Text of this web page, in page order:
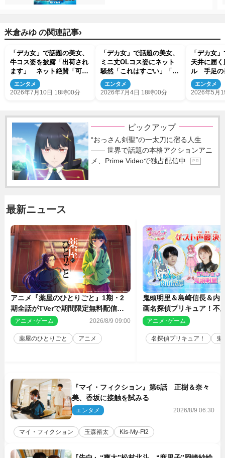
米倉みゆ の関連記事›
「デカ女」で話題の美女、
牛コス姿を披露「出荷され
ます」 ネット絶賛「可愛
すぎ」 ミニ丈×ミニスカ
で魅了
エンタメ
2026年7月10日 18時00分
「デカ女」で話題の美女、
ミニ丈OLコス姿にネット
騒然「これはすごい」「め
っちゃ魅力的」
エンタメ
2026年7月4日 18時00分
「デカ女
天井に届
ル 手足の
然エンタメ
2026年5月
ピックアップ
“おっさん剣聖”の一太刀に宿る人生
―― 世界で話題の本格アクションアニ
メ、Prime Videoで独占配信中
P R
最新ニュース
アニメ『薬屋のひとりごと』1期・2
期全話がTVerで期間限定無料配信決
定アニメ･ゲーム 2026/8/9 09:00
薬屋のひとりごと アニメ
鬼頭明里＆島崎信長＆内
画名探偵プリキュア！不
人の秘密』ゲスト声優に
アニメ･ゲーム
名探偵プリキュア！ 鬼
『マイ・フィクション』第6話 正樹＆奈々
美、香坂に接触を試みる
エンタメ 2026/8/9 06:30
マイ・フィクション 玉森裕太 Kis‐My‐Ft2